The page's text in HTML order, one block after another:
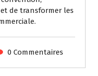
de transformer les
0 Commentaires